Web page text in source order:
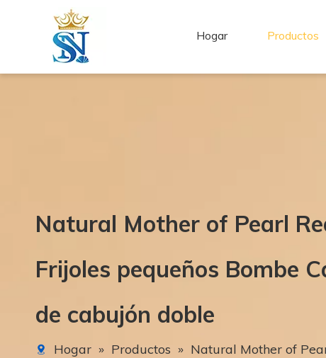
Hogar Productos
Natural Mother of Pearl
Frijoles pequeños Bombe
de cabujón doble
Hogar » Productos » Natural Mother of